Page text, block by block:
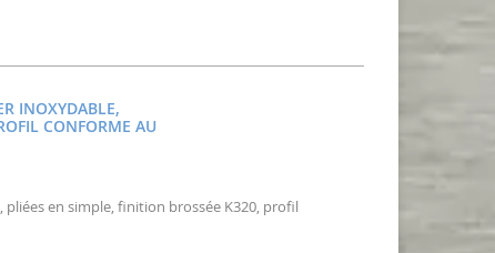
INOXYDABLE,
CONFORME AU
en simple, finition brossée K320, profil